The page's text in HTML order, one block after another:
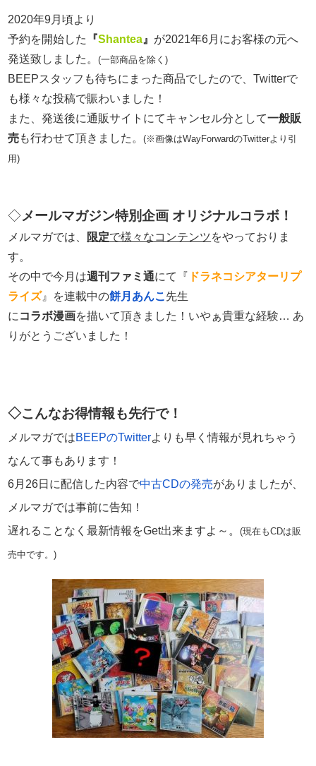
2020年9月頃より
予約を開始した
『Shantea 』 が2021年6月にお客様の元へ
発送致しました。(一部商品を除く)
BEEPスタッフも待ちにまった商品でしたので、Twitterで
も様々な投稿で賑わいました！
また、発送後に通販サイトにてキャンセル分として一般販
売も行わせて頂きました。(※画像はWayForwardのTwitterより引
用)
◇メールマガジン特別企画 オリジナルコラボ！
メルマガでは、 限定で様々なコンテンツをやっておりま
す。
その中で今月は週刊ファミ通にて『 ドラネコシアターリプ
ライズ』を連載中の餅月あんこ 先生
に コラボ漫画を描いて頂きました！いやぁ貴重な経験… あ
りがとうございました！
◇こんなお得情報も先行で！
メルマガではBEEPのTwitterよりも早く情報が見れちゃう
なんて事もあります！
6月26日に配信した内容で中古CDの発売がありましたが、
メルマガでは事前に告知！
遅れることなく最新情報をGet出来ますよ～。(現在もCDは販
売中です。)